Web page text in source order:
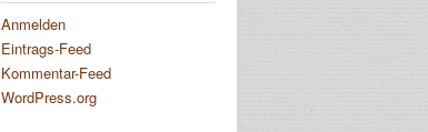
Anmelden
Eintrags-Feed
Kommentar-Feed
WordPress.org